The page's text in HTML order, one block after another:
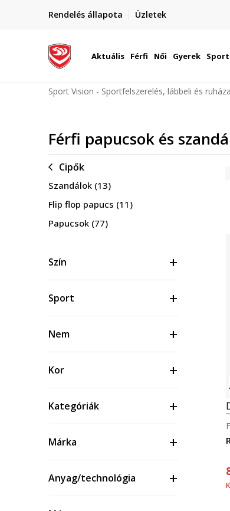
Rendelés állapota Üzletek
Utánvétes és bankkártyás
Aktuális Férfi Női Gyerek Sport
Sport Vision - Sportfelszerelés, lábbeli és
Férfi papucsok és
Cipők
Szandálok (13)
Flip flop papucs (11)
Papucsok (77)
Szín
Sport
Nem
Kor
Kategóriák
Márka
Anyag/technológia